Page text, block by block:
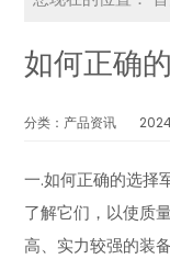
如何正确
分类：产品资讯
一.如何正确的选择
了解它们，以使质
高、实力较强的装